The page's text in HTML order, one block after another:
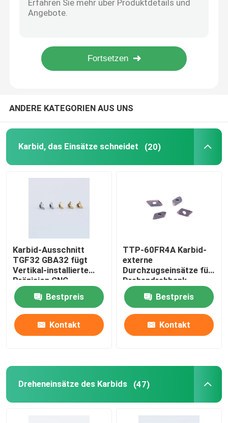
Durchschlags-Form-Komponenten
Dreheneinsätze PCD
Karbid-Bohrgeräte
Karbid-Enden-Fräser
Cnc-Werkzeughalter
ANDERE KATEGORIEN AUS UNS
Karbid, das Einsätze schneidet (20)
Karbid-Ausschnitt
TGF32 GBA32 fügt
Vertikal-installierte
Präzision CNC
Drehbank ein
Bestpreis
Kontakt
TTP-60FR4A Karbid-
externe
Durchzugseinsätze für
Drehendrehbank-
Metallverarbeitung
CNC
Bestpreis
Kontakt
Dreheneinsätze des Karbids (47)